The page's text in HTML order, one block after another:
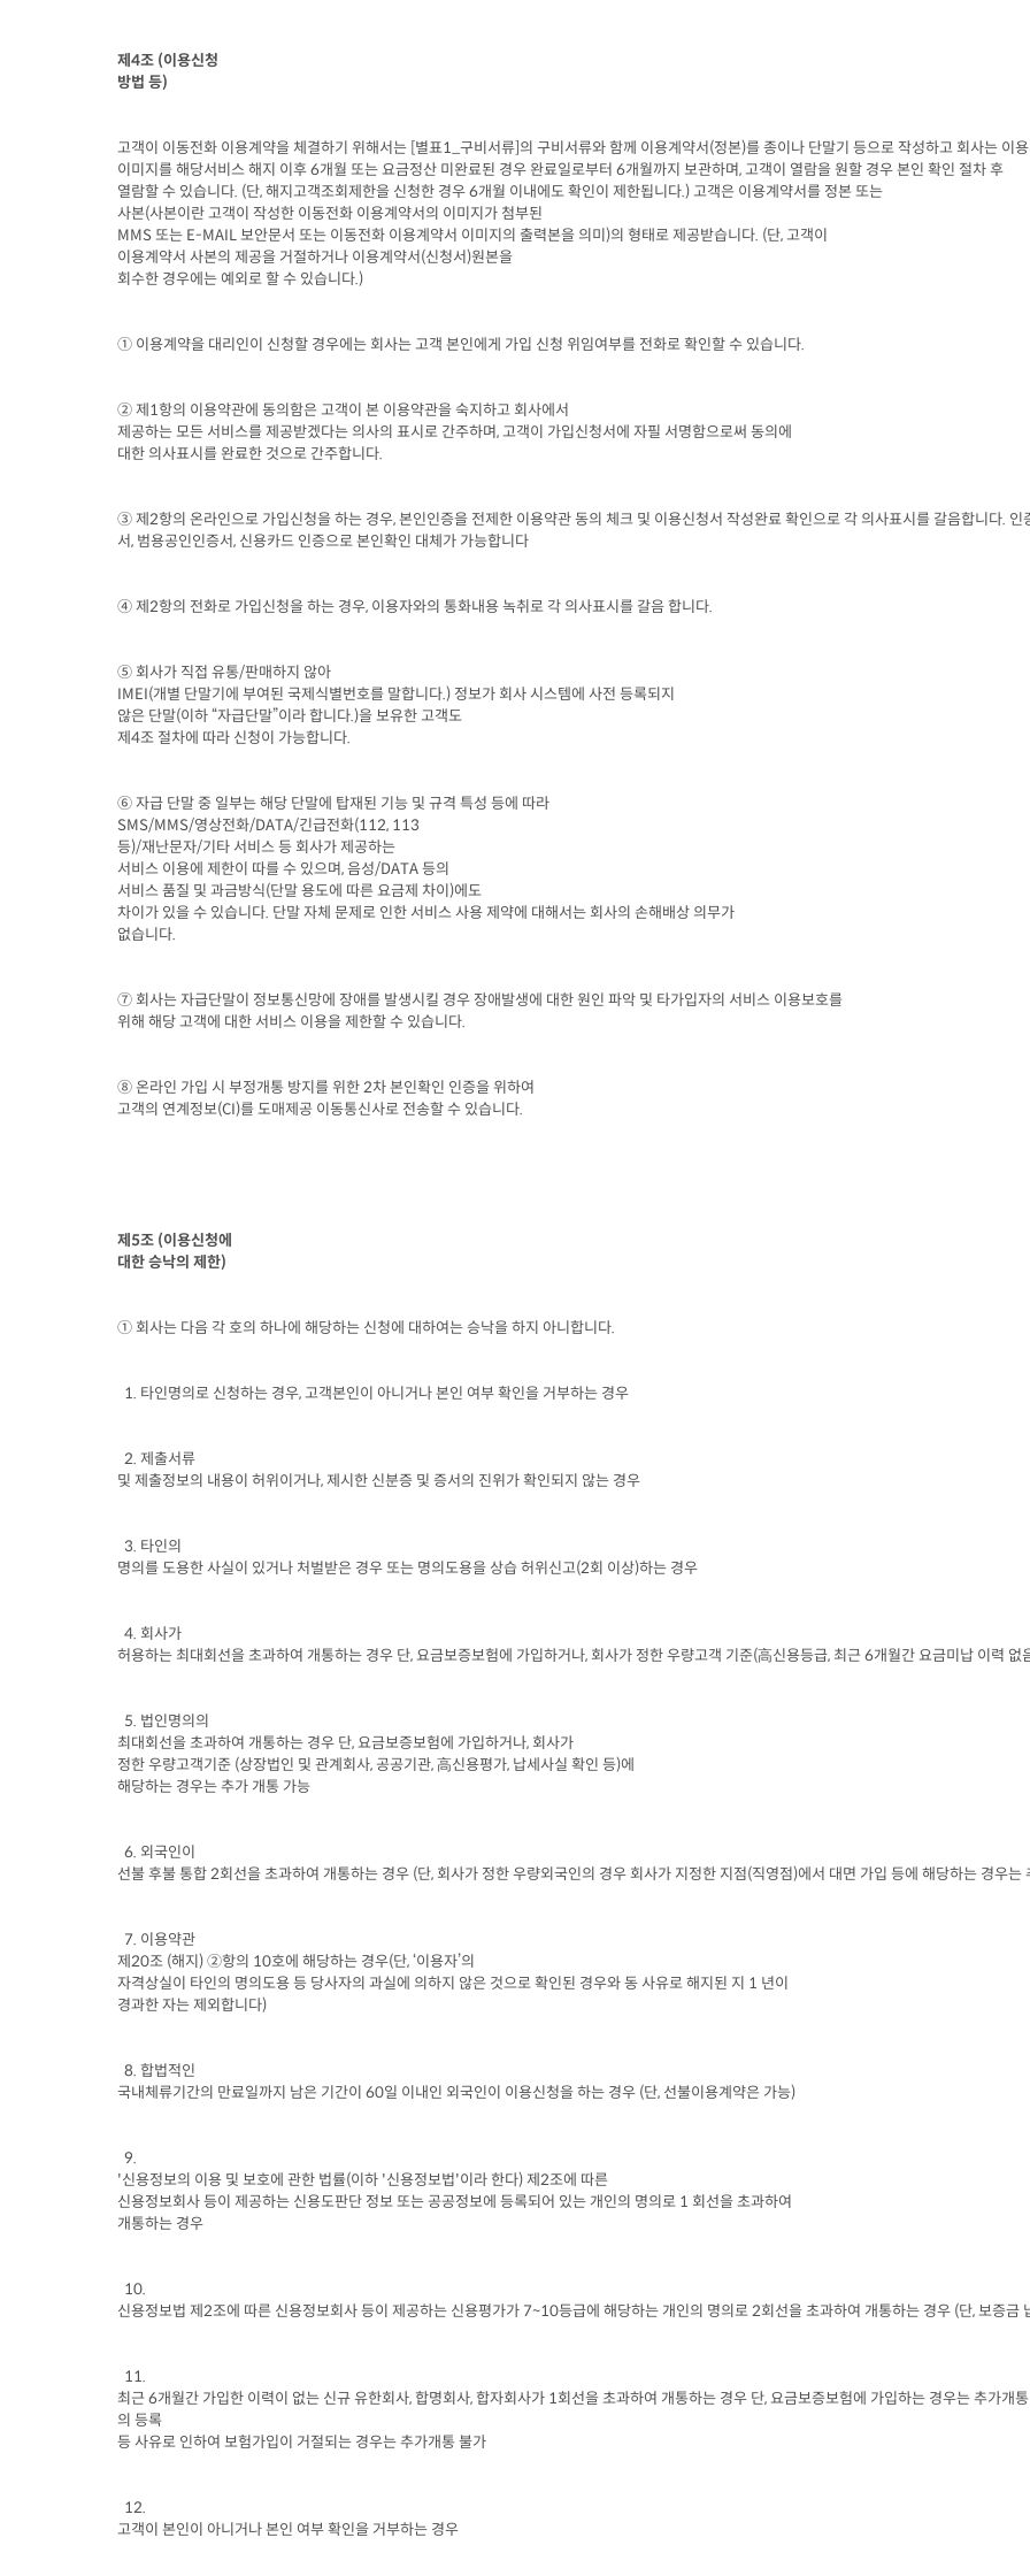
제 4조 (이용신청
방법 등)
고객이 이동전화 이용계약을 체결하기 위해서는 [별표1_ 구비서류]의 구비서류와 함께 이용계약서(정본)를 종이나 단말기 등으로 작성하고 회사는 이
이미지를 해당서비스 해지 이후 6개월 또는 요금정산 미완료된 경우 완료일로부터 6개월까지 보관하며, 고객이 열람을 원할 경우 본인 확인 절차 후
열람할 수 있습니다. (단, 해지고객조회제한을 신청한 경우 6개월 이내에도 확인이 제한됩니다.) 고객은 이용계약서를 정본 또는
사본(사본이란 고객이 작성한 이동전화 이용계약서의 이미지가 첨부된
MMS 또는 E-MAIL 보안문서 또는 이동전화 이용계약서 이미지의 출력본을 의미)의 형태로 제공받습니다. (단, 고객이
이용계약서 사본의 제공을 거절하거나 이용계약서(신청서)원본을
회수한 경우에는 예외로 할 수 있습니다.)
① 이용계약을 대리인이 신청할 경우에는 회사는 고객 본인에게 가입 신청 위임여부를 전화로 확인할 수 있습니다.
② 제 1항의 이용약관에 동의함은 고객이 본 이용약관을 숙지하고 회사에서
제공하는 모든 서비스를 제공받겠다는 의사의 표시로 간주하며, 고객이 가입신청서에 자필 서명함으로써 동의에
대한 의사표시를 완료한 것으로 간주합니다.
③ 제2항의 온라인으로 가입신청을 하는 경우, 본인인증을 전제한 이용약관 동의 체크 및 이용신청서 작성완료 확인으로 각 의사표시를 갈음합니다. 인
서, 범용공인인증서, 신용카드 인증으로 본인확인 대체가 가능합니다
④ 제2항의 전화로 가입신청을 하는 경우, 이용자와의 통화내용 녹취로 각 의사표시를 갈음 합니다.
⑤ 회사가 직접 유통/판매하지 않아
IMEI(개별 단말기에 부여된 국제식별번호를 말합니다.) 정보가 회사 시스템에 사전 등록되지
않은 단말(이하 “자급단말”이라 합니다.)을 보유한 고객도
제4조 절차에 따라 신청이 가능합니다.
⑥ 자급 단말 중 일부는 해당 단말에 탑재된 기능 및 규격 특성 등에 따라
SMS/MMS/영상전화/DATA/긴급전화
등)/재난문자/기타 서비스 등 회사가 제공하는
서비스 이용에 제한이 따를 수 있으며, 음성/DATA 등의
서비스 품질 및 과금방식(단말 용도에 따른 요금제 차이)에도
차이가 있을 수 있습니다. 단말 자체 문제로 인한 서비스 사용 제약에 대해서는 회사의 손해배상 의무가
없습니다.
⑦ 회사는 자급단말이 정보통신망에 장애를 발생시킬 경우 장애발생에 대한 원인 파악 및 타가입자의 서비스 이용보호를
위해 해당 고객에 대한 서비스 이용을 제한할 수 있습니다.
⑧ 온라인 가입 시 부정개통 방지를 위한 2차 본인확인 인증을 위하여
고객의 연계정보(CI)를 도매제공 이동통신사로 전송할 수 있습니다.
제 5조 (이용신청에
대한 승낙의 제한)
① 회사는 다음 각 호의 하나에 해당하는 신청에 대하여는 승낙을 하지 아니합니다.
  1.
타인명의로 신청하는 경우, 고객본인이 아니거나 본인 여부 확인을 거부하는 경우
  2.
제출서류
및 제출정보의 내용이 허위이거나, 제시한 신분증 및 증서의 진위가 확인되지 않는 경우
  3.
타인의
명의를 도용한 사실이 있거나 처벌받은 경우 또는 명의도용을 상습 허위신고(2회 이상)하는 경우
  4.
회사가
허용하는 최대회선을 초과하여 개통하는 경우 단, 요금보증보험에 가입하거나, 회사가 정한 우량고객 기준(高신용등급, 최근 6개월간 요금미납 이력 없
  5.
법인명의의
최대회선을 초과하여 개통하는 경우 단, 요금보증보험에 가입하거나, 회사가
정한 우량고객기준 (상장법인 및 관계회사, 공공기관, 高신용평가, 납세사실 확인 등)에
해당하는 경우는 추가 개통 가능
  6.
외국인이
선불 후불 통합 2회선을 초과하여 개통하는 경우 (단, 회사가 정한 우량외국인의 경우 회사가 지정한 지점(직영점)에서 대면 가입 등에 해당하는 경우는
  7.
이용약관
제20조 (해지) ②항의 10호에 해당하는 경우(단, ‘이용자’의
자격상실이 타인의 명의도용 등 당사자의 과실에 의하지 않은 것으로 확인된 경우와 동 사유로 해지된 지 1 년이
경과한 자는 제외합니다)
  8.
합법적인
국내체류기간의 만료일까지 남은 기간이 60일 이내인 외국인이 이용신청을 하는 경우 (단, 선불이용계약은 가능)
'신용정보의 이용 및 보호에 관한 법률(이하 '신용정보법'이라 한다) 제2조에 따른
신용정보회사 등이 제공하는 신용도판단 정보 또는 공공정보에 등록되어 있는 개인의 명의로 1 회선을 초과하여
개통하는 경우
신용정보법 제2조에 따른 신용정보회사 등이 제공하는 신용평가가 7~10등급에 해당하는 개인의 명의로 2회선을 초과하여 개통하는 경우 (단, 보증금
최근 6개월간 가입한 이력이 없는 신규 유한회사, 합명회사, 합자회사가 1회선을 초과하여 개통하는 경우 단, 요금보증보험에 가입하는 경우는 추가개
의 등록
등 사유로 인하여 보험가입이 거절되는 경우는 추가개통 불가
고객이 본인이 아니거나 본인 여부 확인을 거부하는 경우